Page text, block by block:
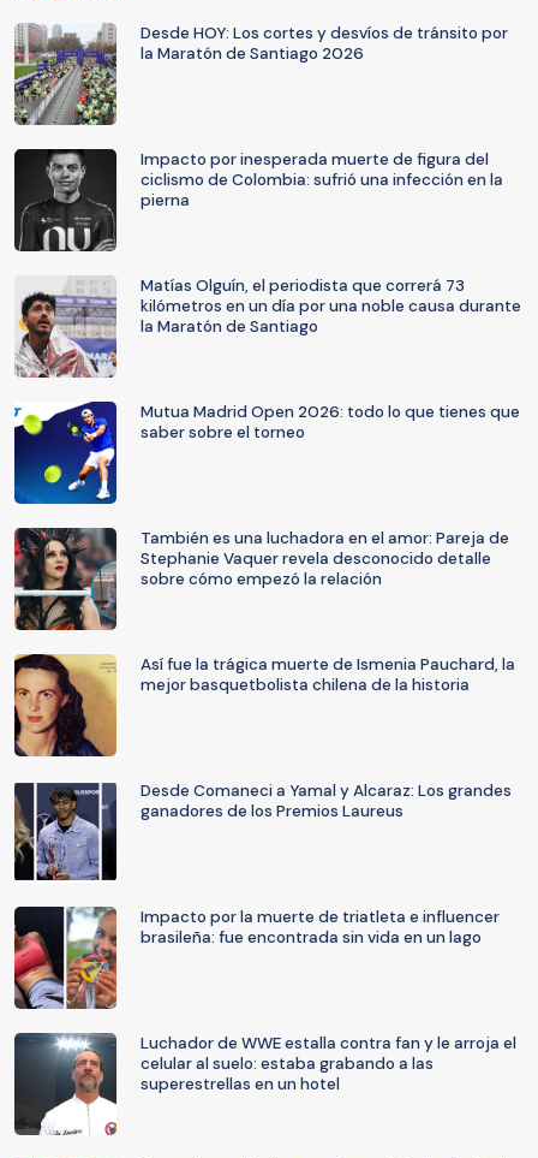
Desde HOY: Los cortes y desvíos de tránsito por
la Maratón de Santiago 2026
Impacto por inesperada muerte de figura del
ciclismo de Colombia: sufrió una infección en la
pierna
Matías Olguín, el periodista que correrá 73
kilómetros en un día por una noble causa durante
la Maratón de Santiago
Mutua Madrid Open 2026: todo lo que tienes que
saber sobre el torneo
También es una luchadora en el amor: Pareja de
Stephanie Vaquer revela desconocido detalle
sobre cómo empezó la relación
Así fue la trágica muerte de Ismenia Pauchard, la
mejor basquetbolista chilena de la historia
Desde Comaneci a Yamal y Alcaraz: Los grandes
ganadores de los Premios Laureus
Impacto por la muerte de triatleta e influencer
brasileña: fue encontrada sin vida en un lago
Luchador de WWE estalla contra fan y le arroja el
celular al suelo: estaba grabando a las
superestrellas en un hotel